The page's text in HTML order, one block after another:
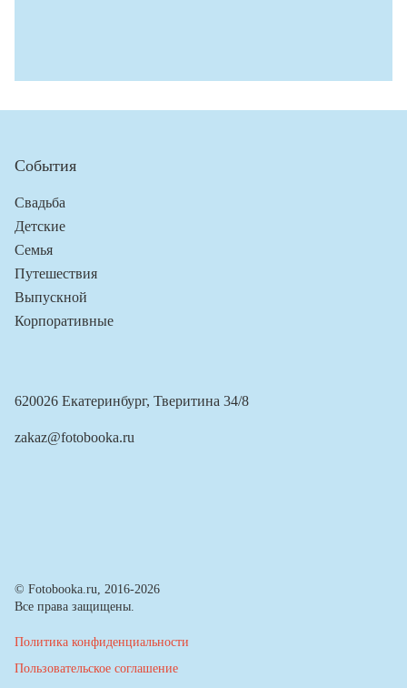
События
Свадьба
Детские
Семья
Путешествия
Выпускной
Корпоративные
620026 Екатеринбург, Тверитина 34/8
zakaz@fotobooka.ru
© Fotobooka.ru, 2016-2026
Все права защищены.
Политика конфиденциальности
Пользовательское соглашение